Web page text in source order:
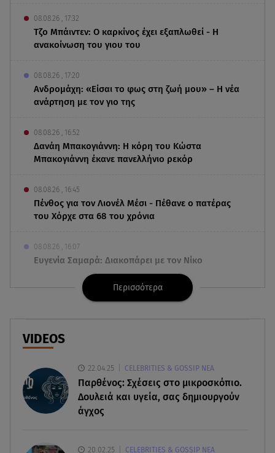
08.08.26 , 17:32
Τζο Μπάιντεν: Ο καρκίνος έχει εξαπλωθεί - Η
ανακοίνωση του γιου του
08.08.26 , 17:20
Ανδρομάχη: «Είσαι το φως στη ζωή μου» – Η νέα
ανάρτηση με τον γιο της
08.08.26 , 16:52
Δανάη Μπακογιάννη: Η κόρη του Κώστα
Μπακογιάννη έκανε πανελλήνιο ρεκόρ
08.08.26 , 16:45
Πένθος για τον Λιονέλ Μέσι - Πέθανε ο πατέρας
του Χόρχε στα 68 του χρόνια
08.08.26 , 16:07
Ευγενία Σαμαρά: Διακοπάρει με τον Νίκο
Μουτσινά - Πού βρίσκονται;
Back to black: η διαχρονική αξία του μαύρου
Δούκισσα Νομικού: Από τη Μύκονο «πετάχτηκε»
στη Γαλλική Πολυνησία!
που βρέθηκε σε σπηλιά
Περισσότερα
VIDEOS
22.04.25 CELEBRITIES & GOSSIP ΝΕΑ
Παρθένος: Σχέσεις στο μικροσκόπιο.
Δουλειά και υγεία, σας δημιουργούν
άγχος
20.02.25 CELEBRITIES & GOSSIP ΝΕΑ